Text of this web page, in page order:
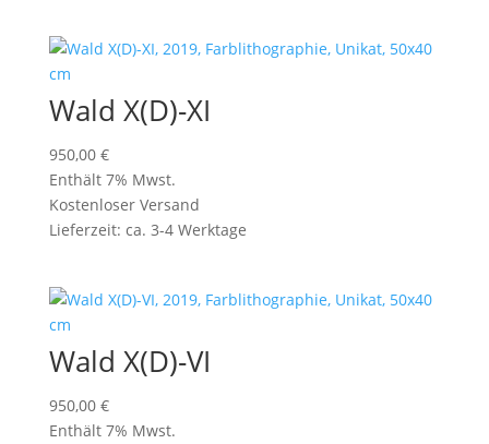
Wald X(D)-XI
950,00 €
Enthält 7% Mwst.
Kostenloser Versand
Lieferzeit: ca. 3-4 Werktage
Wald X(D)-VI
950,00 €
Enthält 7% Mwst.